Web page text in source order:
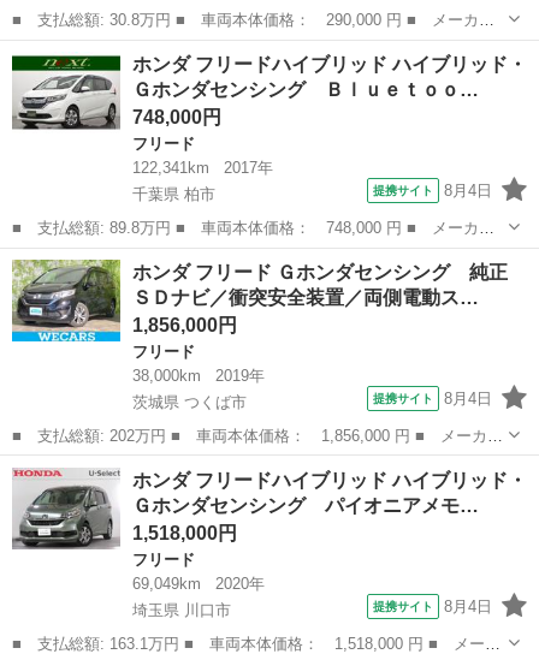
■ 支払総額: 30.8万円 ■ 車両本体価格： 290,000 円 ■ メーカー
名： ホンダ ■ 車種名： フリード ■ グレード名： Ｇ ジャス
トセレクション 社外ナビ ＴＶ 後席モニター ＥＴＣ キーレ
ス 片側パワー...
埼玉 所沢市 フリード
ホンダ フリードハイブリッド ハイブリッド・
Ｇホンダセンシング Ｂｌｕｅｔｏｏ…
748,000円
フリード
122,341km
2017年
千葉県 柏市
提携サイト 8月4日
■ 支払総額: 89.8万円 ■ 車両本体価格： 748,000 円 ■ メーカー
名： ホンダ ■ 車種名： フリードハイブリッド ■ グレード
名： ハイブリッド・Ｇホンダセンシング Ｂｌｕｅｔｏｏｔｈ 衝
突被害軽減システ...
千葉 柏市 フリード
ホンダ フリード Ｇホンダセンシング 純正
ＳＤナビ／衝突安全装置／両側電動ス…
1,856,000円
フリード
38,000km
2019年
茨城県 つくば市
提携サイト 8月4日
■ 支払総額: 202万円 ■ 車両本体価格： 1,856,000 円 ■ メーカー
名： ホンダ ■ 車種名： フリード ■ グレード名： Ｇホンダセ
ンシング 純正 ＳＤナビ／衝突安全装置／両側電動スライドドア／
車線逸脱防...
茨城 つくば市 フリード
ホンダ フリードハイブリッド ハイブリッド・
Ｇホンダセンシング パイオニアメモ…
1,518,000円
フリード
69,049km
2020年
埼玉県 川口市
提携サイト 8月4日
■ 支払総額: 163.1万円 ■ 車両本体価格： 1,518,000 円 ■ メーカ